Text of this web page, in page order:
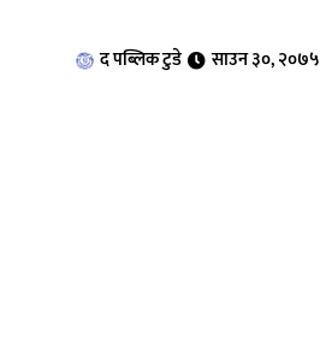
द पब्लिक टुडे साउन ३०, २०७५